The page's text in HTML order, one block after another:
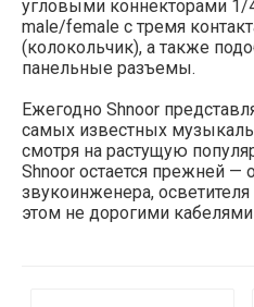
угловыми коннекторами 1/
male/female с тремя
(колокольчик), а также
панельные разъемы.
Ежегодно Shnoor
самых известных
смотря на растущую
Shnoor остается прежней —
звукоинженера,
этом не дорогими